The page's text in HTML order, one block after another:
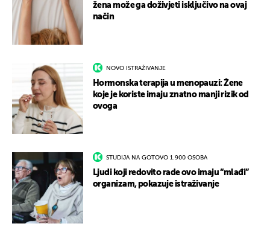
žena može ga doživjeti isključivo na ovaj
način
NOVO ISTRAŽIVANJE
Hormonska terapija u menopauzi: Žene
koje je koriste imaju znatno manji rizik od
ovoga
STUDIJA NA GOTOVO 1.900 OSOBA
Ljudi koji redovito rade ovo imaju “mlađi”
organizam, pokazuje istraživanje